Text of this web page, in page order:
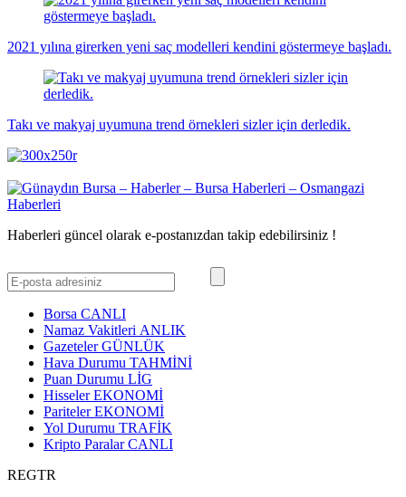
2021 yılına girerken yeni saç modelleri kendini göstermeye başladı.
Takı ve makyaj uyumuna trend örnekleri sizler için derledik.
Haberleri güncel olarak e-postanızdan takip edebilirsiniz !
Borsa CANLI
Namaz Vakitleri ANLIK
GazetelerGÜNLÜK
Hava Durumu TAHMİNİ
Puan Durumu LİG
HisselerEKONOMİ
ParitelerEKONOMİ
Yol Durumu TRAFİK
Kripto ParalarCANLI
REGTR